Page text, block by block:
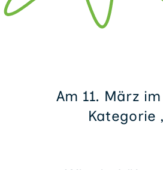
Am 11. März
Kategorie